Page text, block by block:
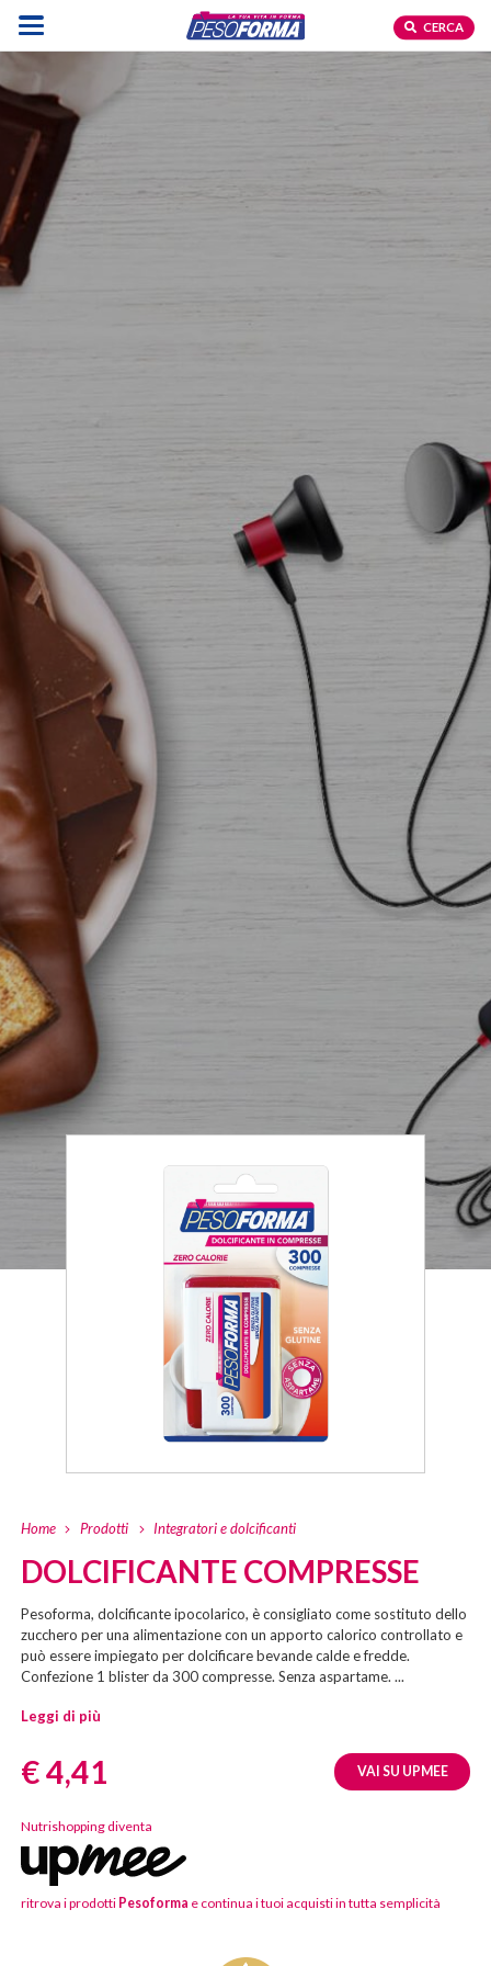
CERCA
Home Prodotti Integratori e dolcificanti
DOLCIFICANTE COMPRESSE
Pesoforma, dolcificante ipocolarico, è consigliato come sostituto dello
zucchero per una alimentazione con un apporto calorico controllato e
può essere impiegato per dolcificare bevande calde e fredde.
Confezione 1 blister da 300 compresse. Senza aspartame. ...
Leggi di più
Prezzo:
€ 4,41 VAI SU UPMEE
Nutrishopping diventa
ritrova i prodotti Pesoforma e continua i tuoi acquisti in tutta semplicità